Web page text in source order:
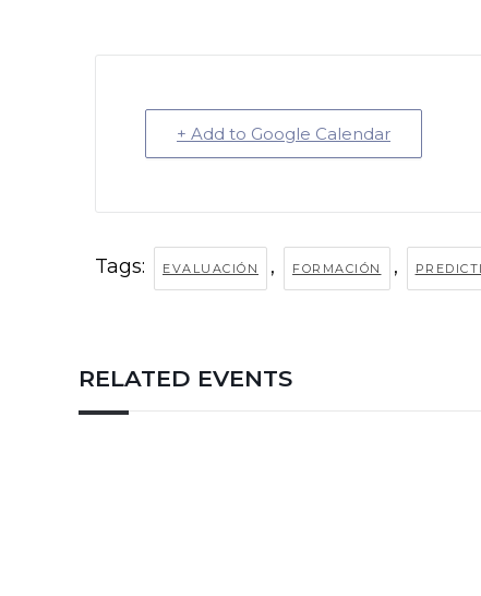
+ Add to Google Calendar
Tags: EVALUACIÓN , FORMACIÓN ,
RELATED EVENTS